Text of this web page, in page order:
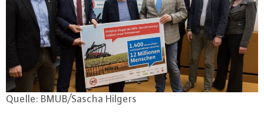
Quelle: BMUB/Sascha Hilgers